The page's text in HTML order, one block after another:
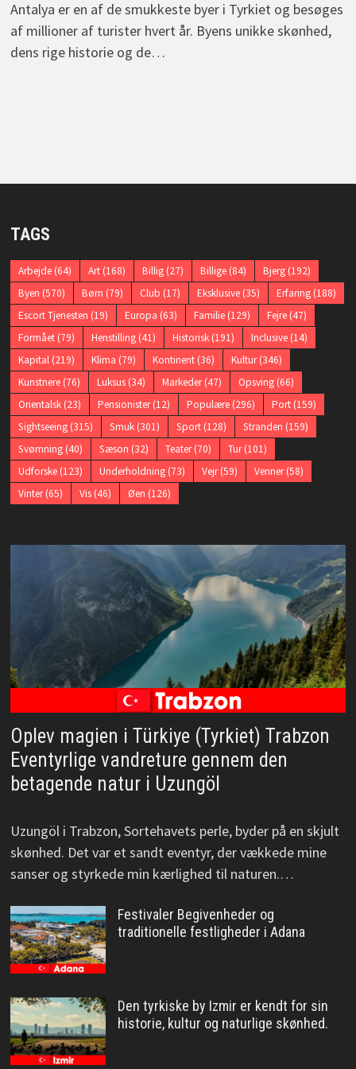
Antalya er en af de smukkeste byer i Tyrkiet og besøges
af millioner af turister hvert år. Byens unikke skønhed,
dens rige historie og de…
TAGS
Arbejde(64) Art(168) Billig(27) Billige(84) Bjerg(192)
Byen (570) Børn (79) Club (17) Eksklusive(35) Erfaring(188)
Escort Tjenesten (19) Europa (63) Familie(129) Fejre(47)
Formået(79) Henstilling(41) Historisk(191) Inclusive(14)
Kapital(219) Klima (79) Kontinent(36) Kultur(346)
Kunstnere(76) Luksus(34) Markeder(47) Opsving(66)
Orientalsk(23) Pensionister(12) Populære(296) Port(159)
Sightseeing(315) Smuk(301) Sport(128) Stranden (159)
Svømning(40) Sæson (32) Teater(70) Tur(101)
Udforske(123) Underholdning(73) Vejr(59) Venner(58)
Vinter(65) Vis(46) Øen (126)
Oplev magien i Türkiye (Tyrkiet) Trabzon
Eventyrlige vandreture gennem den
betagende natur i Uzungöl
Uzungöl i Trabzon, Sortehavets perle, byder på en skjult
skønhed. Det var et sandt eventyr, der vækkede mine
sanser og styrkede min kærlighed til naturen.…
Festivaler Begivenheder og
traditionelle festligheder i Adana
Den tyrkiske by Izmir er kendt for sin
historie, kultur og naturlige skønhed.